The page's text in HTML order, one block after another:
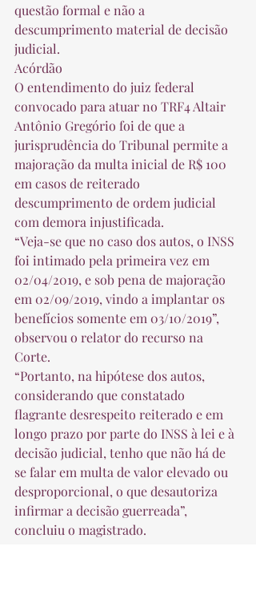
questão formal e não a
descumprimento material de decisão
judicial.
Acórdão
O entendimento do juiz federal
convocado para atuar no TRF4 Altair
Antônio Gregório foi de que a
jurisprudência do Tribunal permite a
majoração da multa inicial de R$ 100
em casos de reiterado
descumprimento de ordem judicial
com demora injustificada.
“Veja-se que no caso dos autos, o INSS
foi intimado pela primeira vez em
02/04/2019, e sob pena de majoração
em 02/09/2019, vindo a implantar os
benefícios somente em 03/10/2019”,
observou o relator do recurso na
Corte.
“Portanto, na hipótese dos autos,
considerando que constatado
flagrante desrespeito reiterado e em
longo prazo por parte do INSS à lei e à
decisão judicial, tenho que não há de
se falar em multa de valor elevado ou
desproporcional, o que desautoriza
infirmar a decisão guerreada”,
concluiu o magistrado.